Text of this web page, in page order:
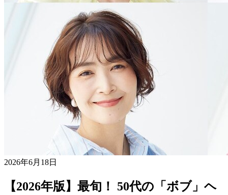
2026年6月18日
【2026年版】最旬！ 50代の「ボブ」ヘ